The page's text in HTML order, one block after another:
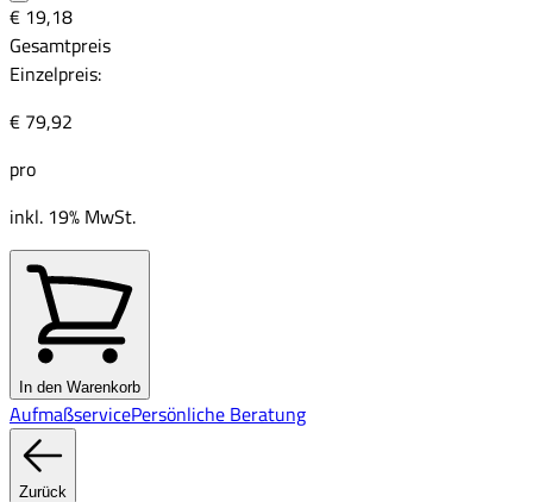
€ 19,18
Gesamtpreis
Einzelpreis:
€ 79,92
pro
inkl. 19% MwSt.
In den Warenkorb
AufmaßservicePersönliche Beratung
Zurück